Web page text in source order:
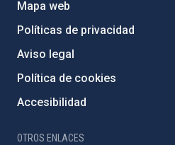
Mapa web
Políticas de privacidad
Aviso legal
Política de cookies
Accesibilidad
OTROS ENLACES